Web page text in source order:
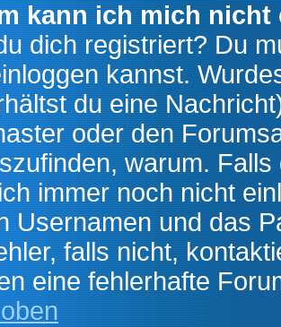
kann ich mich nicht
dich registriert? Du
kannst.
du eine
oder den
warum.
immer noch nicht
Usernamen und das
falls nicht,
eine fehlerhafte